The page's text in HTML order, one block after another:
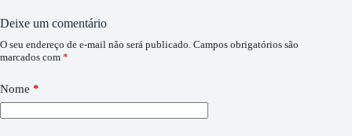
Deixe um comentário
O seu endereço de e-mail não será publicado. Campos obrigatórios são
marcados com *
Nome *